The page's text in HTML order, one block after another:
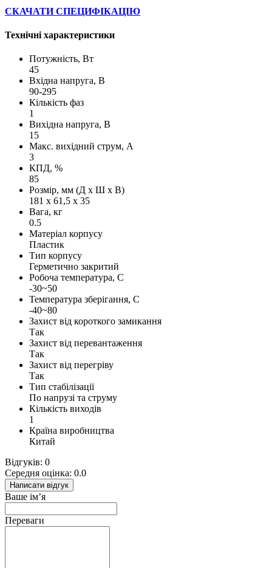
СКАЧАТИ СПЕЦИФІКАЦІЮ
Технічні характеристики
Потужність, Вт
45
Вхідна напруга, В
90-295
Кількість фаз
1
Вихідна напруга, В
15
Макс. вихідний струм, А
3
КПД, %
85
Розмір, мм (Д х Ш х В)
181 х 61,5 х 35
Вага, кг
0.5
Матеріал корпусу
Пластик
Тип корпусу
Герметично закритий
Робоча температура, С
-30~50
Температура зберігання, С
-40~80
Захист від короткого замикання
Так
Захист від перевантаження
Так
Захист від перегріву
Так
Тип стабілізації
По напрузі та струму
Кількість виходів
1
Країна виробництва
Китай
Відгуків: 0
Середня оцінка: 0.0
Написати відгук
Ваше ім’я
Переваги